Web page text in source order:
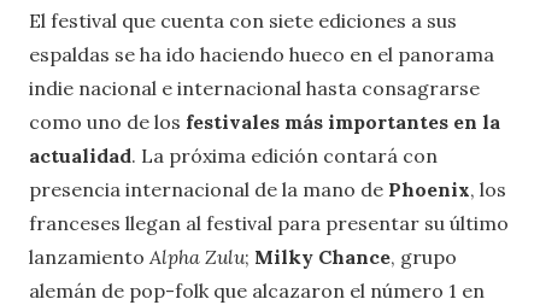
El festival que cuenta con siete ediciones a sus
espaldas se ha ido haciendo hueco en el panorama
indie nacional e internacional hasta consagrarse
como uno de los festivales más importantes en la
actualidad. La próxima edición contará con
presencia internacional de la mano de Phoenix, los
franceses llegan al festival para presentar su último
lanzamientoAlpha Zulu; Milky Chance, grupo
alemán de pop-folk que alcazaron el número 1 en